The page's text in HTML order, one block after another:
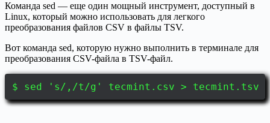
Команда sed — еще один мощный инструмент, доступный в
Linux, который можно использовать для легкого
преобразования файлов CSV в файлы TSV.
Вот команда sed, которую нужно выполнить в терминале для
преобразования CSV-файла в TSV-файл.
$ sed 's/,/t/g' tecmint.csv > tecmint.tsv